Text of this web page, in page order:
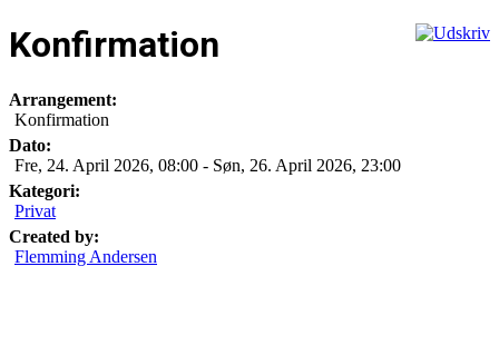
Konfirmation
Arrangement:
Konfirmation
Dato:
Fre, 24. April 2026, 08:00 - Søn, 26. April 2026, 23:00
Kategori:
Privat
Created by:
Flemming Andersen